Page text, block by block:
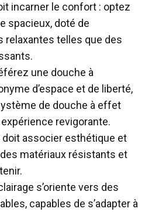
incarner le confort : optez
spacieux, doté de
relaxantes telles que des
une douche à
d’espace et de liberté,
de douche à effet
revigorante.
doit associer esthétique et
matériaux résistants et
s’oriente vers des
capables de s’adapter à